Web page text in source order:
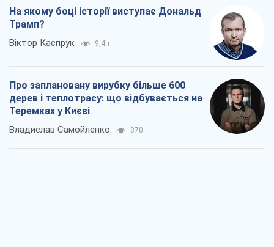
На якому боці історії виступає Дональд
Трамп?
Віктор Каспрук 9,4 т.
Про заплановану вирубку більше 600
дерев і теплотрасу: що відбувається на
Теремках у Києві
Владислав Самойленко 870